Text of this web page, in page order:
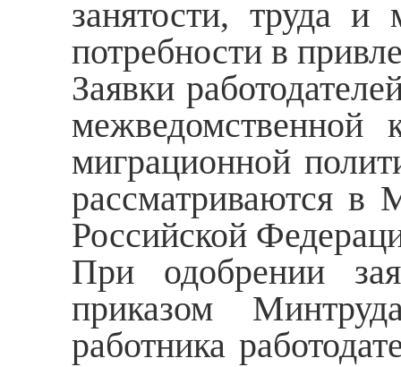
занятости, труда и
потребности в
Заявки
межведомственной
миграционной
рассматриваются в
Российской
При одобрении
приказом
работника